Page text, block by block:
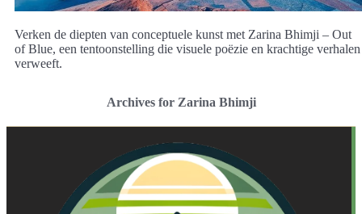
Verken de diepten van conceptuele kunst met Zarina Bhimji – Out
of Blue, een tentoonstelling die visuele poëzie en krachtige verhalen
verweeft.
Archives for Zarina Bhimji